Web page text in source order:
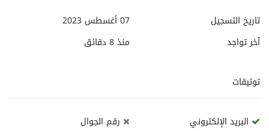
تاريخ التسجيل
07 أغسطس 2023
آخر تواجد
منذ8 دقائق
توثيقات
البريد الإلكتروني رقم الجوال